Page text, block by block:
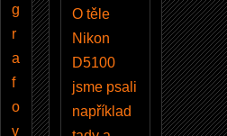
g
r
a
f
o
v
O těle
Nikon
D5100
jsme psali
například